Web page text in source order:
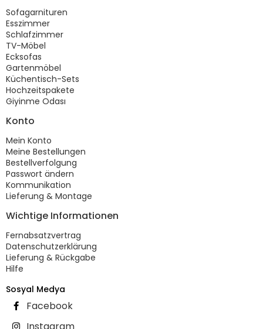
Sofagarnituren
Esszimmer
Schlafzimmer
TV-Möbel
Ecksofas
Gartenmöbel
Küchentisch-Sets
Hochzeitspakete
Giyinme Odası
Konto
Mein Konto
Meine Bestellungen
Bestellverfolgung
Passwort ändern
Kommunikation
Lieferung & Montage
Wichtige Informationen
Fernabsatzvertrag
Datenschutzerklärung
Lieferung & Rückgabe
Hilfe
Sosyal Medya
Facebook
Instagram